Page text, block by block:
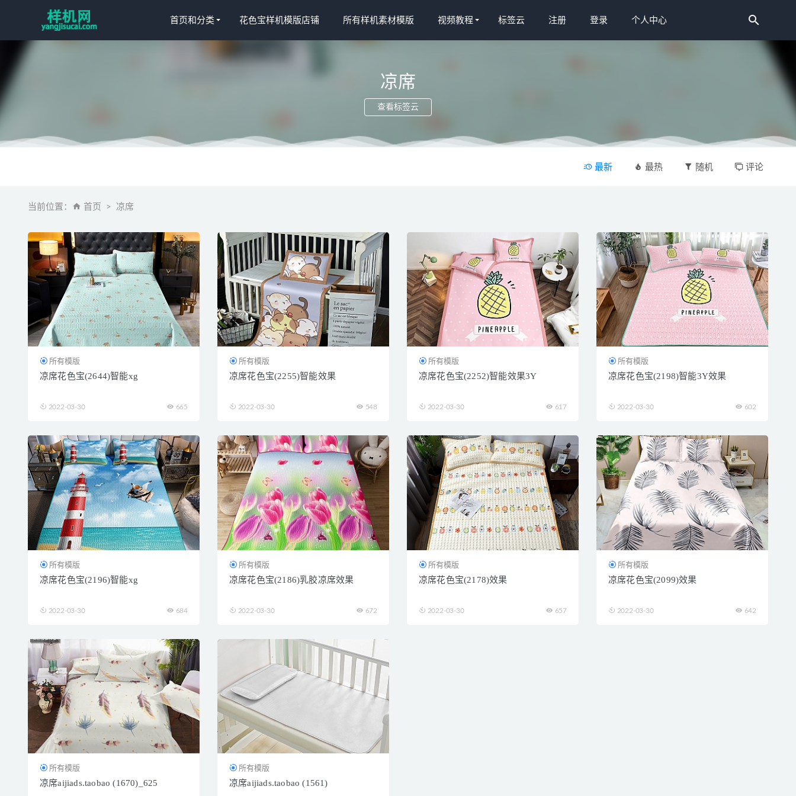
首页和分类 花色宝样机模版店铺 所有样机素材模版 视频教程 标签云 注册 登录 个人中心
凉席
查看标签云
最新 最热 随机 评论
当前位置： 首页 凉席
所有模版
凉席花色宝(2644)智能xg
2022-03-30 665
所有模版
凉席花色宝(2255)智能效果
2022-03-30 548
所有模版
凉席花色宝(2252)智能效果3Y
2022-03-30 617
所有模版
凉席花色宝(2198)智能3Y效果
2022-03-30 602
所有模版
凉席花色宝(2196)智能xg
2022-03-30 684
所有模版
凉席花色宝(2186)乳胶凉席效果
2022-03-30 672
所有模版
凉席花色宝(2178)效果
2022-03-30 657
所有模版
凉席花色宝(2099)效果
2022-03-30 642
所有模版
凉席aijiads.taobao (1670)_625
所有模版
凉席aijiads.taobao (1561)
床单aijiads.taobao (1762)-5 2022-04-10